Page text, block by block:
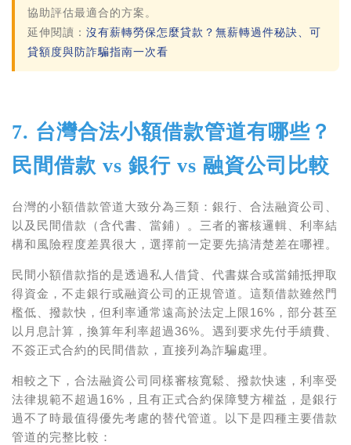
協助評估最適合的方案。
延伸閱讀 ： 沒有薪轉勞保怎麼貸款？無薪轉過件秘訣、可
貸額度與防詐騙指南一次看
7. 台灣合法小額借款管道有哪些？
民間借款 vs 銀行 vs 融資公司比較
台灣的小額借款管道大致分為三類： 銀行 合法融資公司
以及 民間借款
（含代書、當鋪）。三者的審核邏輯、利率結
構和風險程度差異很大，選擇前一定要先搞清楚差在哪裡。
民間小額借款指的是透過私人借貸、代書媒合或當鋪抵押取
得資金，不走銀行或融資公司的正規管道。這類借款雖然門
檻低、撥款快，但利率通常遠高於法定上限16%，部分甚至
以月息計算，換算年利率超過36%。遇到要求先付手續費、
不簽正式合約的民間借款，直接列為詐騙處理。
相較之下， 合法融資公司 同樣審核寬鬆、撥款快速，利率受
法律規範不超過16%，且有正式合約保障雙方權益，是銀行
過不了時最值得優先考慮的替代管道。以下是四種主要借款
管道的完整比較：